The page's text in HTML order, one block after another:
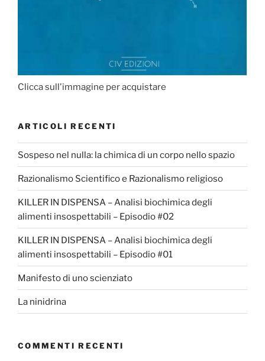
Clicca sull'immagine per acquistare
ARTICOLI RECENTI
Sospeso nel nulla: la chimica di un corpo nello spazio
Razionalismo Scientifico e Razionalismo religioso
KILLER IN DISPENSA – Analisi biochimica degli
alimenti insospettabili – Episodio #02
KILLER IN DISPENSA – Analisi biochimica degli
alimenti insospettabili – Episodio #01
Manifesto di uno scienziato
La ninidrina
COMMENTI RECENTI